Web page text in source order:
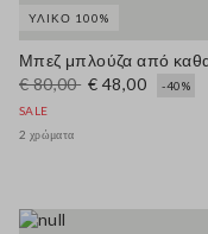
ΥΛΙΚΌ 100%
€ 80,00 € 48,00
-40%
SALE
2 χρώματα